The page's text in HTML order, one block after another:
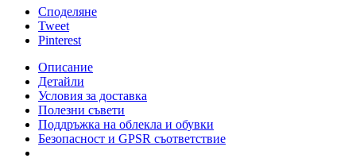
Споделяне
Tweet
Pinterest
Описание
Детайли
Условия за доставка
Полезни съвети
Поддръжка на облекла и обувки
Безопасност и GPSR съответствие